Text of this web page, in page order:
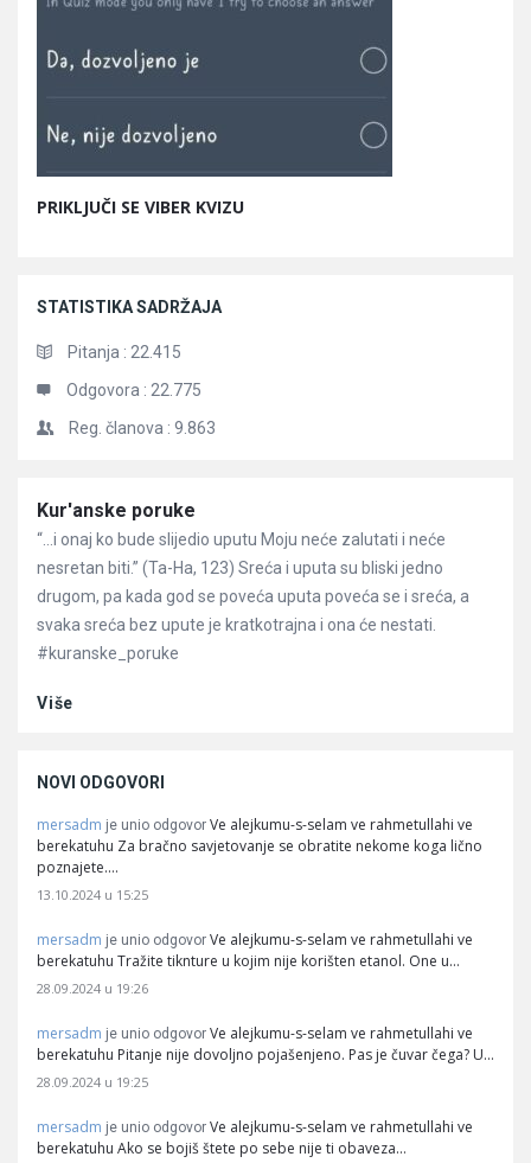
PRIKLJUČI SE VIBER KVIZU
STATISTIKA SADRŽAJA
Pitanja : 22.415
Odgovora : 22.775
Reg. članova : 9.863
Članci
Kur'anske poruke
“…i onaj ko bude slijedio uputu Moju neće zalutati i neće
nesretan biti.” (Ta-Ha, 123) Sreća i uputa su bliski jedno
drugom, pa kada god se poveća uputa poveća se i sreća, a
svaka sreća bez upute je kratkotrajna i ona će nestati.
#kuranske_poruke
Više
NOVI ODGOVORI
mersadm je unio odgovor Ve alejkumu-s-selam ve rahmetullahi ve
berekatuhu Za bračno savjetovanje se obratite nekome koga lično
poznajete.…
13.10.2024 u 15:25
mersadm je unio odgovor Ve alejkumu-s-selam ve rahmetullahi ve
berekatuhu Tražite tiknture u kojim nije korišten etanol. One u…
28.09.2024 u 19:26
mersadm je unio odgovor Ve alejkumu-s-selam ve rahmetullahi ve
berekatuhu Pitanje nije dovoljno pojašenjeno. Pas je čuvar čega? U…
28.09.2024 u 19:25
mersadm je unio odgovor Ve alejkumu-s-selam ve rahmetullahi ve
berekatuhu Ako se bojiš štete po sebe nije ti obaveza…